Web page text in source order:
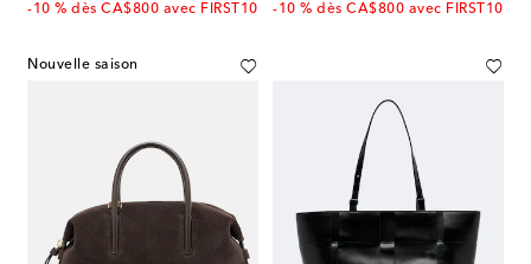
-10 % dès CA$800 avec FIRST10
-10 % dès CA$800 avec FIRST10
Nouvelle saison